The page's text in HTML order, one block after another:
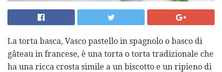
La torta basca, Vasco pastello in spagnolo o basco di
gâteau in francese, è una torta o torta tradizionale che
ha una ricca crosta simile a un biscotto e un ripieno di